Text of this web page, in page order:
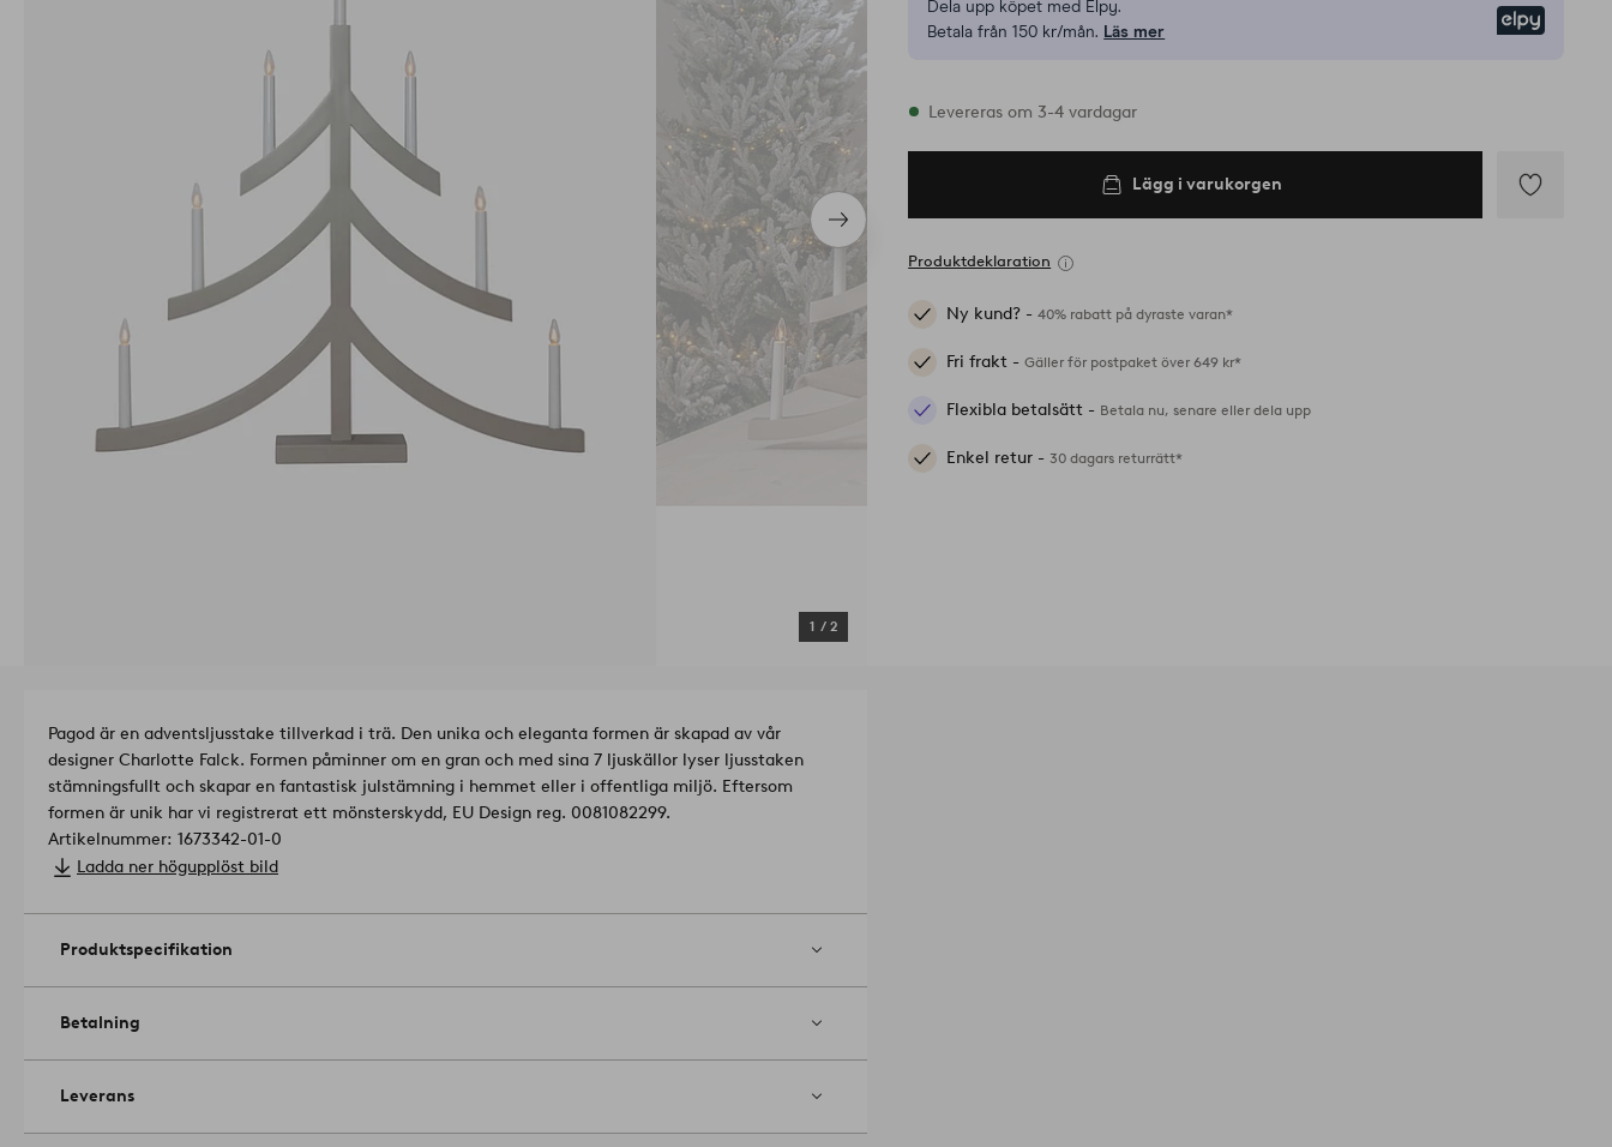
Nästa
produkt
1 / 2
Dela upp köpet med Elpy.
Betala från 150 kr/mån. Läs mer
I lager
Levereras om 3-4 vardagar
Lägg i varukorgen
Produktdeklaration
Ny kund? -40% rabatt på dyraste varan*
Fri frakt -Gäller för postpaket över 649 kr*
Flexibla betalsätt - Betala nu, senare eller dela upp
Enkel retur -30 dagars returrätt*
Pagod är en adventsljusstake tillverkad i trä. Den unika och eleganta formen är skapad av vår
designer Charlotte Falck. Formen påminner om en gran och med sina 7 ljuskällor lyser ljusstaken
stämningsfullt och skapar en fantastisk julstämning i hemmet eller i offentliga miljö. Eftersom
formen är unik har vi registrerat ett mönsterskydd, EU Design reg. 0081082299.
Artikelnummer: 1673342-01-0
Ladda ner högupplöst bild
Produktspecifikation
Betalning
Leverans